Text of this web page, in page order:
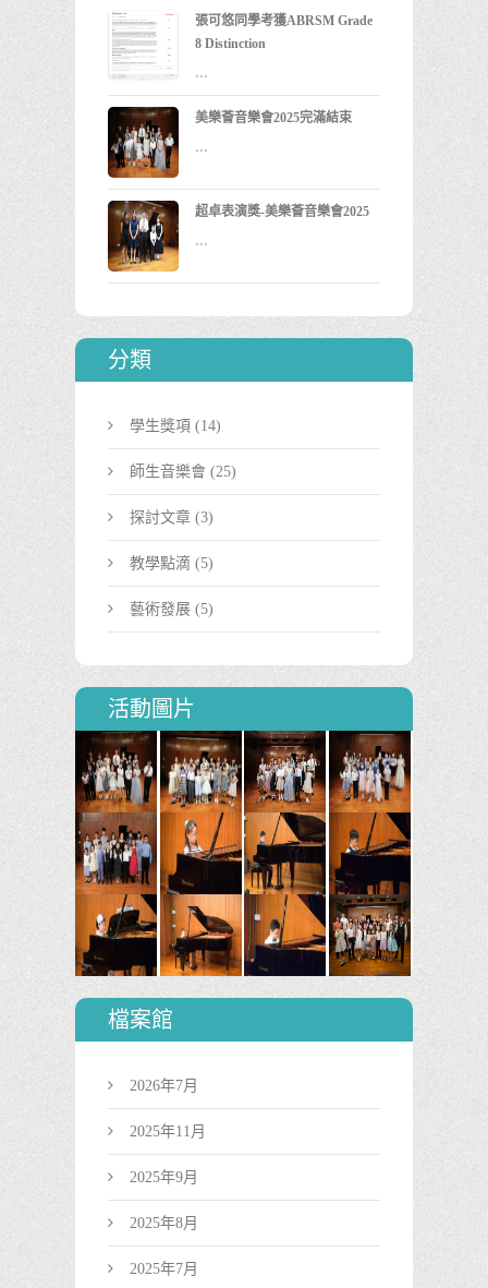
張可悠同學考獲ABRSM Grade
8 Distinction
...
美樂薈音樂會2025完滿結束
...
超卓表演獎-美樂薈音樂會2025
...
分類
學生獎項 (14)
師生音樂會 (25)
探討文章 (3)
教學點滴 (5)
藝術發展 (5)
活動圖片
檔案館
2026年7月
2025年11月
2025年9月
2025年8月
2025年7月